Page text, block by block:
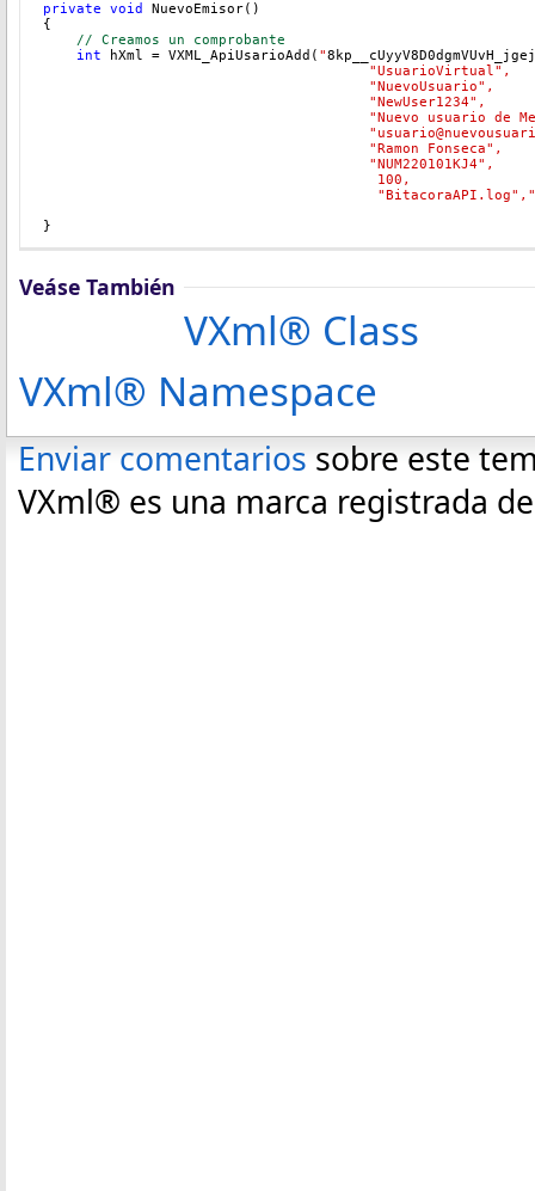
private void
NuevoEmisor()
{
// Creamos un comprobante
int hXml = VXML_ApiUsarioAdd( "
				       "UsuarioVirtual",
				       "NuevoUsuario",
				       "NewUser1234",
"Nuevo usuario de
				       "Ramon Fonseca",
				       "NUM220101KJ4"
,
100,
}
Veáse También
VXml® Class
VXml® Namespace
Enviar comentarios sobre este
VXml® es una marca registrada